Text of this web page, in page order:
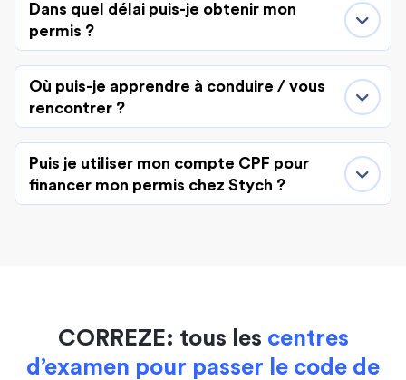
Dans quel délai puis-je obtenir mon
permis ?
Où puis-je apprendre à conduire / vous
rencontrer ?
Puis je utiliser mon compte CPF pour
financer mon permis chez Stych ?
CORREZE: tous les centres
d’examen pour passer le code de